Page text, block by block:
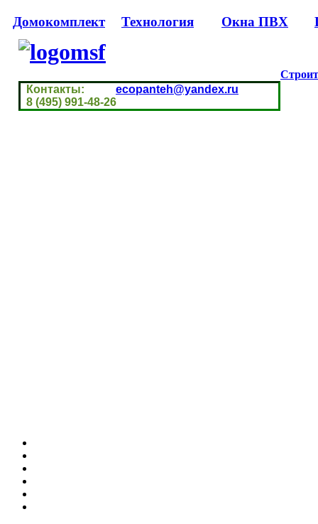
Домокомплект Технология Окна ПВХ
Контакты: ecopanteh@yandex.ru
8 (495) 991-48-26